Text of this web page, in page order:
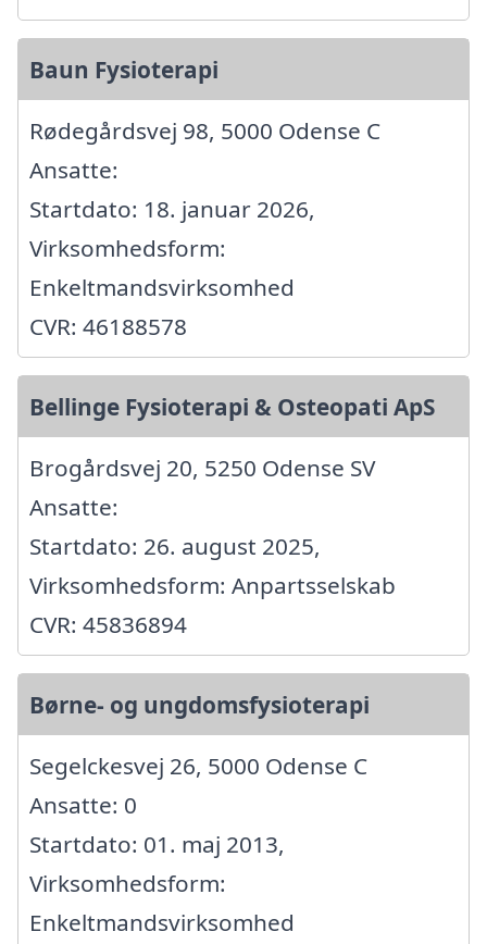
Baun Fysioterapi
Rødegårdsvej 98, 5000 Odense C
Ansatte:
Startdato: 18. januar 2026,
Virksomhedsform:
Enkeltmandsvirksomhed
CVR: 46188578
Bellinge Fysioterapi & Osteopati ApS
Brogårdsvej 20, 5250 Odense SV
Ansatte:
Startdato: 26. august 2025,
Virksomhedsform: Anpartsselskab
CVR: 45836894
Børne- og ungdomsfysioterapi
Segelckesvej 26, 5000 Odense C
Ansatte: 0
Startdato: 01. maj 2013,
Virksomhedsform:
Enkeltmandsvirksomhed